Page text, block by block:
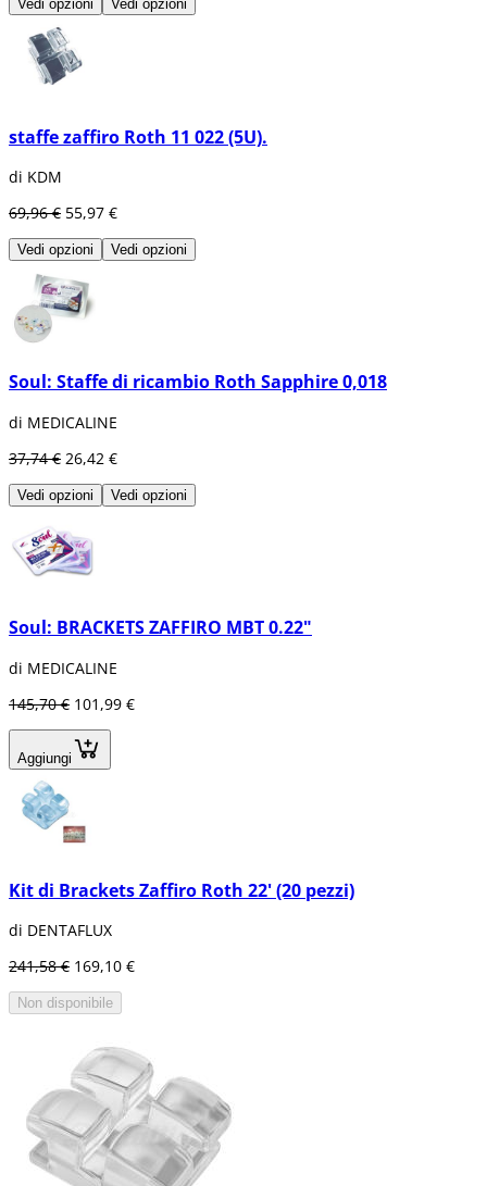
Vedi opzioni Vedi opzioni
staffe zaffiro Roth 11 022 (5U).
di KDM
69,96 € 55,97 €
Vedi opzioni Vedi opzioni
Soul: Staffe di ricambio Roth Sapphire 0,018
di MEDICALINE
37,74 € 26,42 €
Vedi opzioni Vedi opzioni
Soul: BRACKETS ZAFFIRO MBT 0.22"
di MEDICALINE
145,70 € 101,99 €
Aggiungi
Kit di Brackets Zaffiro Roth 22' (20 pezzi)
di DENTAFLUX
241,58 € 169,10 €
Non disponibile